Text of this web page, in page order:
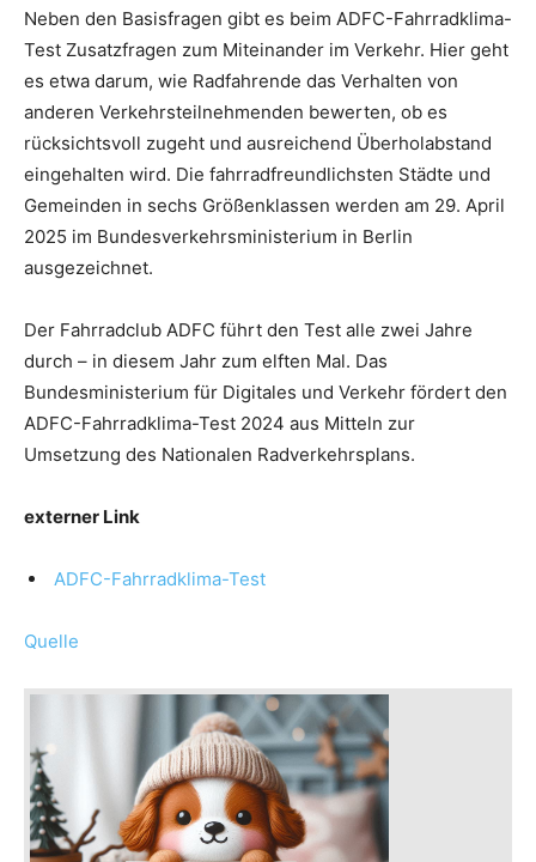
Neben den Basisfragen gibt es beim ADFC-Fahrradklima-
Test Zusatzfragen zum Miteinander im Verkehr. Hier geht
es etwa darum, wie Radfahrende das Verhalten von
anderen Verkehrsteilnehmenden bewerten, ob es
rücksichtsvoll zugeht und ausreichend Überholabstand
eingehalten wird. Die fahrradfreundlichsten Städte und
Gemeinden in sechs Größenklassen werden am 29. April
2025 im Bundesverkehrsministerium in Berlin
ausgezeichnet.
Der Fahrradclub ADFC führt den Test alle zwei Jahre
durch – in diesem Jahr zum elften Mal. Das
Bundesministerium für Digitales und Verkehr fördert den
ADFC-Fahrradklima-Test 2024 aus Mitteln zur
Umsetzung des Nationalen Radverkehrsplans.
externer Link
ADFC-Fahrradklima-Test
Quelle